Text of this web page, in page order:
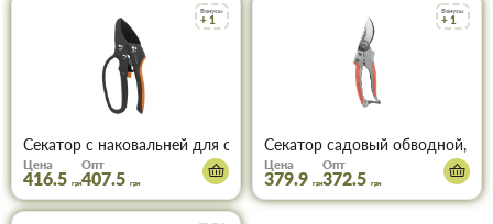
Бонусы
+ 1
Секатор с наковальней для обрезки веток, храповой механиз,
Цена
416.5 грн
Опт
407.5 грн
Бонусы
+ 1
Секатор садовый обводной, V-
Цена
379.9 грн
Опт
372.5 грн